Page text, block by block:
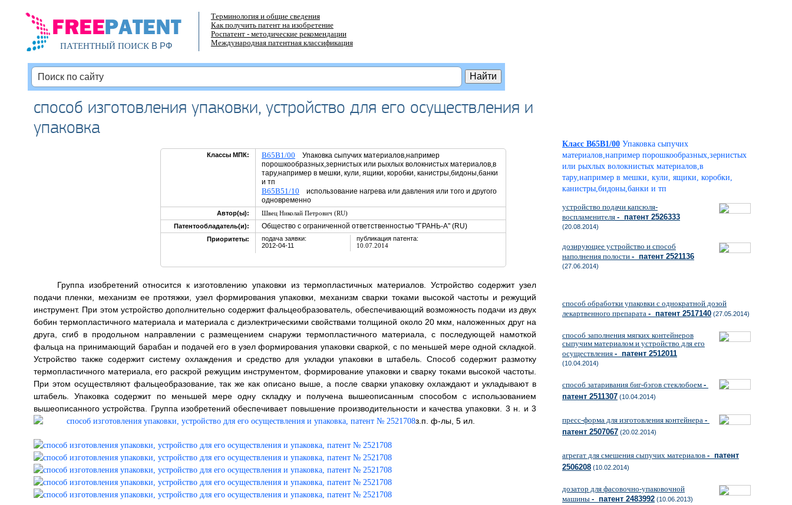
ПАТЕНТНЫЙ ПОИСКВ РФ
Терминология и общие сведения
Как получить патент на изобретение
Роспатент - методические рекомендации
Международная патентная классификация
способ изготовления упаковки, устройство для его осуществления и
упаковка
Классы МПК: B65B1/00 Упаковка сыпучих материалов,например
порошкообразных,зернистых или рыхлых волокнистых материалов,в
тару,например в мешки, кули, ящики, коробки, канистры,бидоны,банки
и тп
B65B51/10 использование нагрева или давления или того и другого
одновременно
Автор(ы):
Швец Николай Петрович (RU)
Патентообладатель(и):
Общество с ограниченной ответственностью "ГРАНЬ-А" (RU)
Приоритеты:
подача заявки:
2012-04-11
публикация патента:
10.07.2014
Группа изобретений относится к изготовлению упаковки из термопластичных материалов. Устройство содержит узел
подачи пленки, механизм ее протяжки, узел формирования упаковки, механизм сварки токами высокой частоты и режущий
инструмент. При этом устройство дополнительно содержит фальцеобразователь, обеспечивающий возможность подачи из двух
бобин термопластичного материала и материала с диэлектрическими свойствами толщиной около 20 мкм, наложенных друг на
друга, сгиб в продольном направлении с размещением снаружи термопластичного материала, с последующей намоткой
фальца на принимающий барабан и подачей его в узел формирования упаковки сваркой, с по меньшей мере одной складкой.
Устройство также содержит систему охлаждения и средство для укладки упаковки в штабель. Способ содержит размотку
термопластичного материала, его раскрой режущим инструментом, формирование упаковки и сварку токами высокой частоты.
При этом осуществляют фальцеобразование, так же как описано выше, а после сварки упаковку охлаждают и укладывают в
штабель. Упаковка содержит по меньшей мере одну складку и получена вышеописанным способом с использованием
вышеописанного устройства. Группа изобретений обеспечивает повышение производительности и качества упаковки. 3 н. и 3
з.п. ф-лы, 5 ил.
Класс B65B1/00 Упаковка сыпучих
материалов,например порошкообразных,зернистых
или рыхлых волокнистых материалов,в
тару,например в мешки, кули, ящики, коробки,
канистры,бидоны,банки и тп
устройство подачи капсюля-
воспламенителя - патент 2526333
(20.08.2014)
дозирующее устройство и способ
наполнения полости - патент 2521136
(27.06.2014)
способ обработки упаковки с однократной дозой
лекартвенного препарата - патент 2517140 (27.05.2014)
способ заполнения мягких контейнеров
сыпучим материалом и устройство для его
осуществления - патент 2512011
(10.04.2014)
способ затаривания биг-бэгов стеклобоем -
патент 2511307 (10.04.2014)
пресс-форма для изготовления контейнера -
патент 2507067 (20.02.2014)
агрегат для смешения сыпучих материалов - патент
2506208 (10.02.2014)
дозатор для фасовочно-упаковочной
машины - патент 2483992 (10.06.2013)